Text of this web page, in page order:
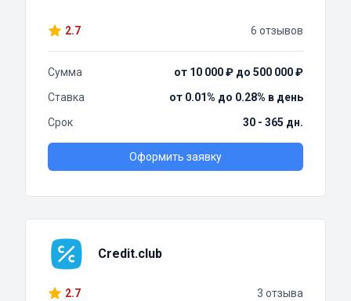
2.7 6 отзывов
Сумма
от 10 000 ₽ до 500 000 ₽
Ставка
от 0.01% до 0.28% в день
Срок
30 - 365 дн.
Оформить заявку
Credit.club
2.7 3 отзыва